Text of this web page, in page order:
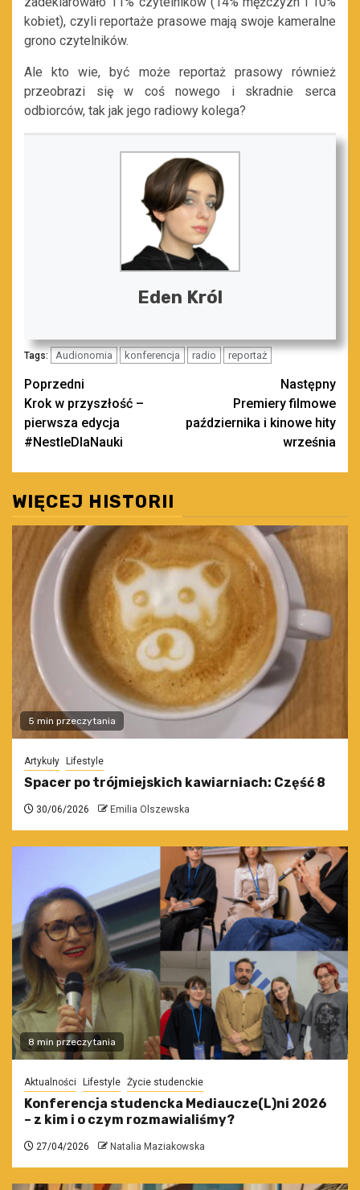
kobiet), czyli reportaże prasowe mają swoje kameralne
grono czytelników.
Ale kto wie, być może reportaż prasowy również
przeobrazi się w coś nowego i skradnie serca
odbiorców, tak jak jego radiowy kolega?
Eden Król
Tags: Audionomia konferencja radio reportaż
Zobacz
wpisy
Poprzedni
Krok w przyszłość –
pierwsza edycja
#NestleDlaNauki
Następny
Premiery filmowe
października i kinowe hity
września
WIĘCEJ HISTORII
5 min przeczytania
Artykuły Lifestyle
Spacer po trójmiejskich kawiarniach: Część 8
30/06/2026 Emilia Olszewska
8 min przeczytania
Aktualności Lifestyle Życie studenckie
Konferencja studencka Mediaucze(L)ni 2026
– z kim i o czym rozmawialiśmy?
27/04/2026 Natalia Maziakowska